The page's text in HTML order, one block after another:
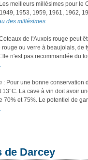
meilleurs millésimes pour le
1953, 1959, 1961, 1962,
des millésimes
de l'Auxois rouge peut
ou verre à beaujolais, de
n'est pas recommandée du
: Pour une bonne conservation
13°C. La cave à vin doit avoir
70% et 75%. Le potentiel de
de Darcey